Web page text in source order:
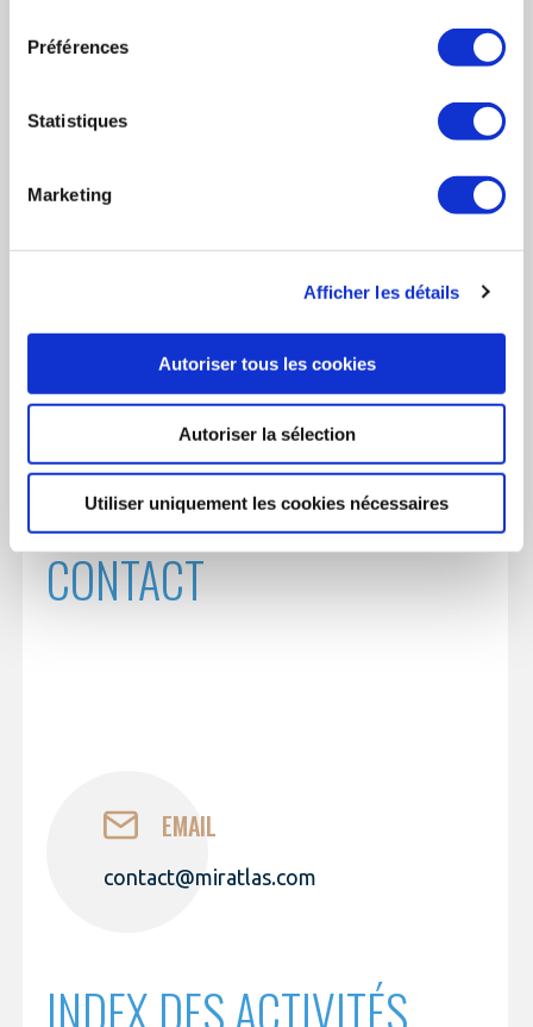
Préférences
Statistiques
Marketing
Afficher les détails
Autoriser tous les cookies
Autoriser la sélection
Utiliser uniquement les cookies nécessaires
DIRECTEUR COMMERCIAL
CONTACT
EMAIL
contact@miratlas.com
INDEX DES ACTIVITÉS
activités